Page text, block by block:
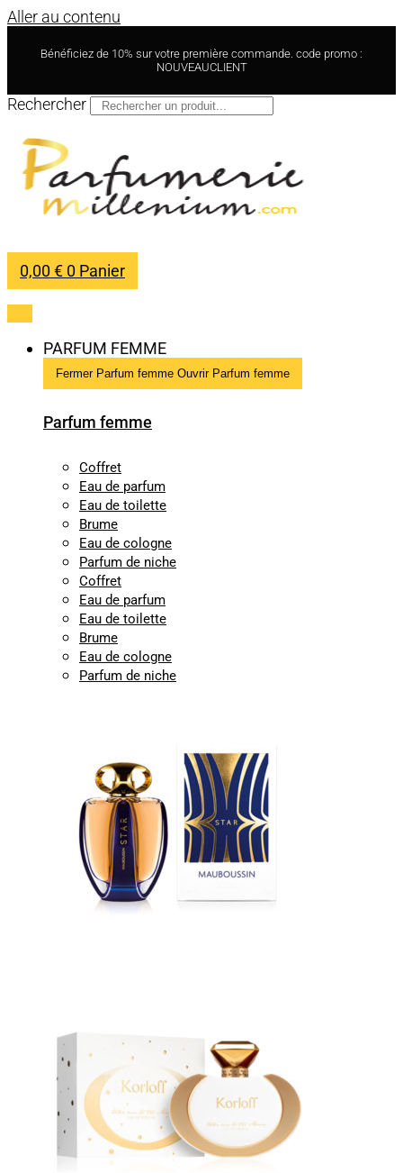
Aller au contenu
Bénéficiez de 10% sur votre première commande. code promo :
NOUVEAUCLIENT
Rechercher
0,00€ 0 Panier
PARFUM FEMME
Fermer Parfum femme Ouvrir Parfum femme
Parfum femme
Coffret
Eau de parfum
Eau de toilette
Brume
Eau de cologne
Parfum de niche
Coffret
Eau de parfum
Eau de toilette
Brume
Eau de cologne
Parfum de niche